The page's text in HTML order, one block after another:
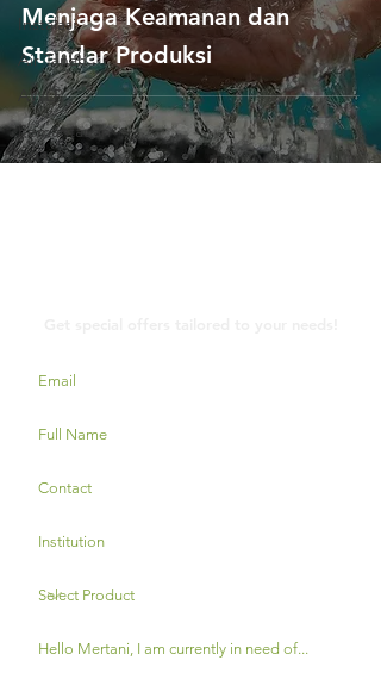
Instalasi
Air Tanah
AWLR
Pemantauan
Cuaca
Menjaga Keamanan dan
Standar Produksi